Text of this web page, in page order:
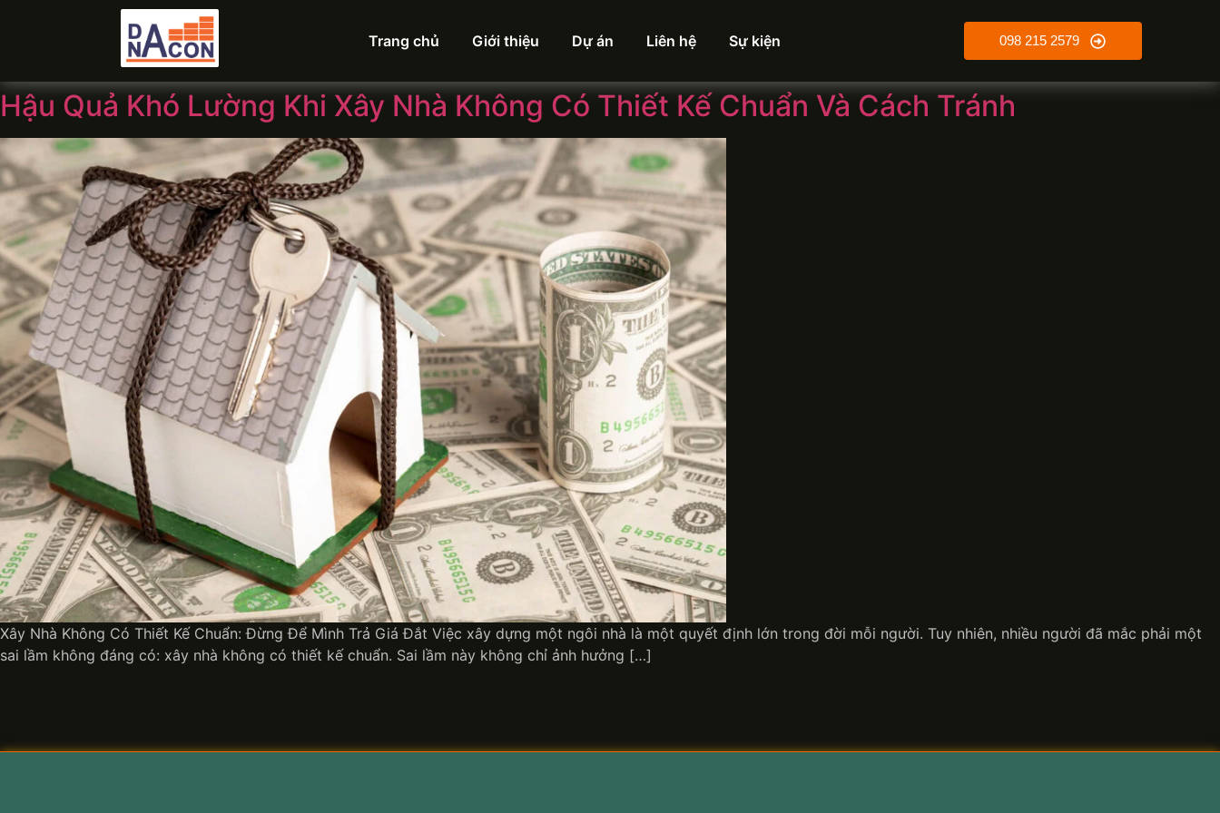
Trang chủ Giới thiệu Dự án Liên hệ Sự kiện 098 215 2579
Hậu Quả Khó Lường Khi Xây Nhà Không Có Thiết Kế Chuẩn Và Cách Tránh
Xây Nhà Không Có Thiết Kế Chuẩn: Đừng Để Mình Trả Giá Đắt Việc xây dựng một ngôi nhà là một quyết định lớn trong đời mỗi người. Tuy nhiên, nhiều người đã mắc phải một
sai lầm không đáng có: xây nhà không có thiết kế chuẩn. Sai lầm này không chỉ ảnh hưởng […]